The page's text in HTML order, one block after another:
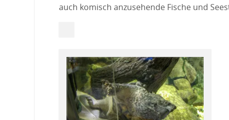
auch komisch anzusehende Fische und